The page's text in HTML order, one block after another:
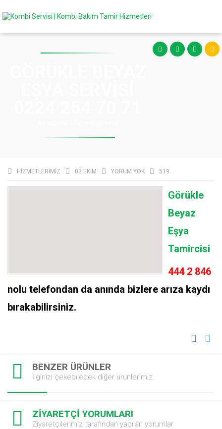
HIZMETLERIMIZ 03 EKIM YORUM YOK 519
Görükle
Beyaz
Eşya
Tamircisi
444 2 846
nolu telefondan da anında bizlere arıza kaydı
bırakabilirsiniz.
BENZER ÜRÜNLER
İlginizi çekebilecek diğer ürünlerimiz
ZİYARETÇİ YORUMLARI
Ziyaretçilerimiz tarafından yapılan yorumlar